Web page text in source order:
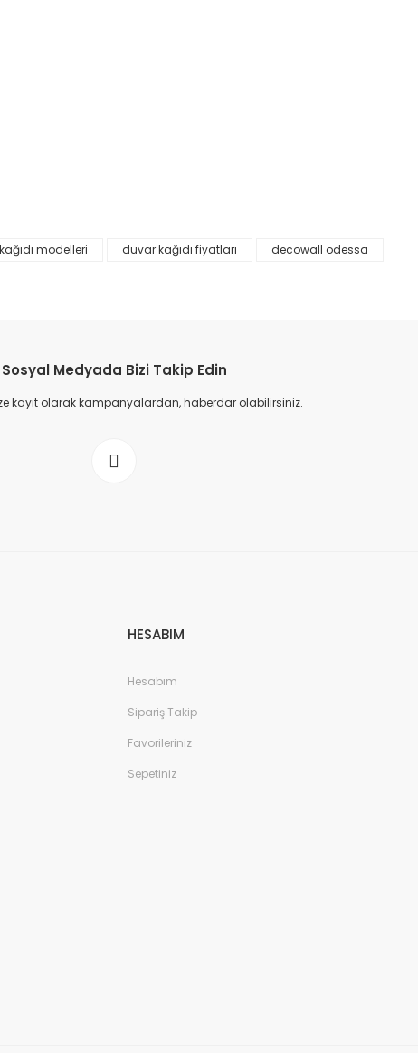
iletebilirsiniz.
modelleri duvar kağıdı fiyatları
decowall odessa
Sosyal Medyada Bizi Takip Edin
kayıt olarak kampanyalardan, haberdar olabilirsiniz.
HESABIM
Hesabım
Sipariş Takip
Favorileriniz
Sepetiniz